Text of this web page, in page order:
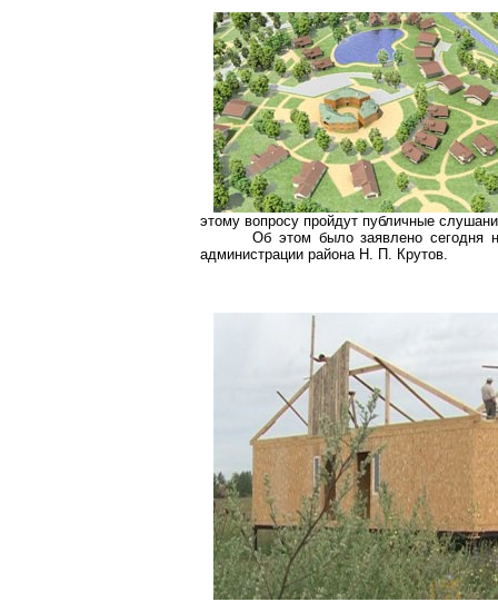
этому вопросу пройдут публичные
Об этом было заявлено сегодня
администрации района Н. П. Крутов.